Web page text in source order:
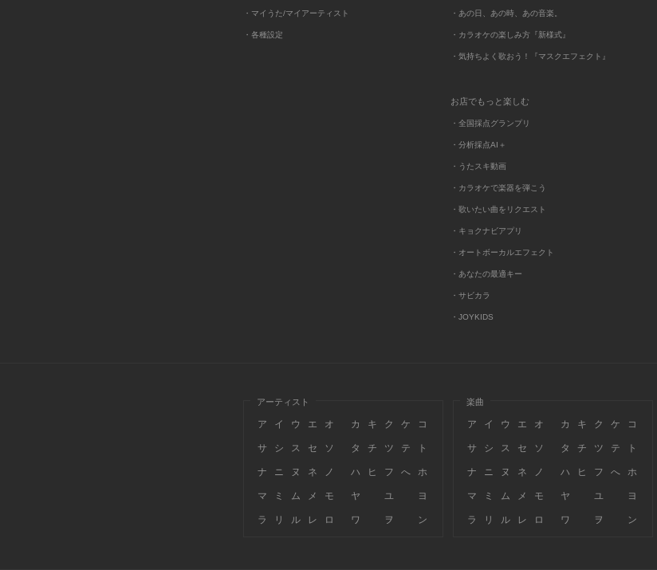
・マイうた/マイアーティスト
・各種設定
・あの日、あの時、あの音楽。
・カラオケの楽しみ方『新様式』
・気持ちよく歌おう！『マスクエフェクト』
お店でもっと楽しむ
・全国採点グランプリ
・分析採点AI＋
・うたスキ動画
・カラオケで楽器を弾こう
・歌いたい曲をリクエスト
・キョクナビアプリ
・オートボーカルエフェクト
・あなたの最適キー
・サビカラ
・JOYKIDS
アーティスト
ア イ ウ エ オ カ キ ク ケ コ
サ シ ス セ ソ タ チ ツ テ ト
ナ ニ ヌ ネ ノ ハ ヒ フ へ ホ
マ ミ ム メ モ ヤ ユ ヨ
ラ リ ル レ ロ ワ ヲ ン
楽曲
ア イ ウ エ オ カ キ ク ケ コ
サ シ ス セ ソ タ チ ツ テ ト
ナ ニ ヌ ネ ノ ハ ヒ フ へ ホ
マ ミ ム メ モ ヤ ユ ヨ
ラ リ ル レ ロ ワ ヲ ン